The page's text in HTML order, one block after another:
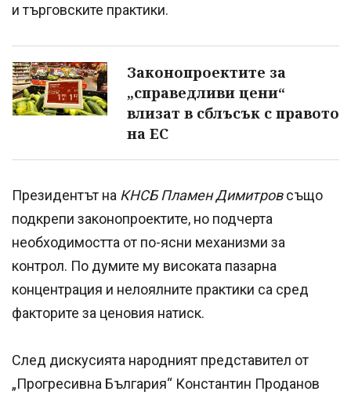
и търговските практики.
Законопроектите за
„справедливи цени“
влизат в сблъсък с правото
на ЕС
Президентът на КНСБ Пламен Димитровсъщо
подкрепи законопроектите, но подчерта
необходимостта от по-ясни механизми за
контрол. По думите му високата пазарна
концентрация и нелоялните практики са сред
факторите за ценовия натиск.
След дискусията народният представител от
„Прогресивна България“ Константин Проданов